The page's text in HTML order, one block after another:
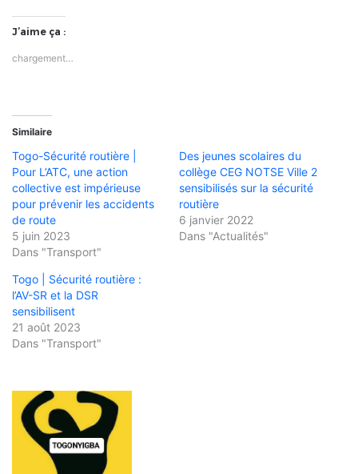
J’aime ça :
chargement…
Similaire
Togo-Sécurité routière |
Pour L’ATC, une action
collective est impérieuse
pour prévenir les accidents
de route
5 juin 2023
Dans "Transport"
Des jeunes scolaires du
collège CEG NOTSE Ville 2
sensibilisés sur la sécurité
routière
6 janvier 2022
Dans "Actualités"
Togo | Sécurité routière :
l’AV-SR et la DSR
sensibilisent
21 août 2023
Dans "Transport"